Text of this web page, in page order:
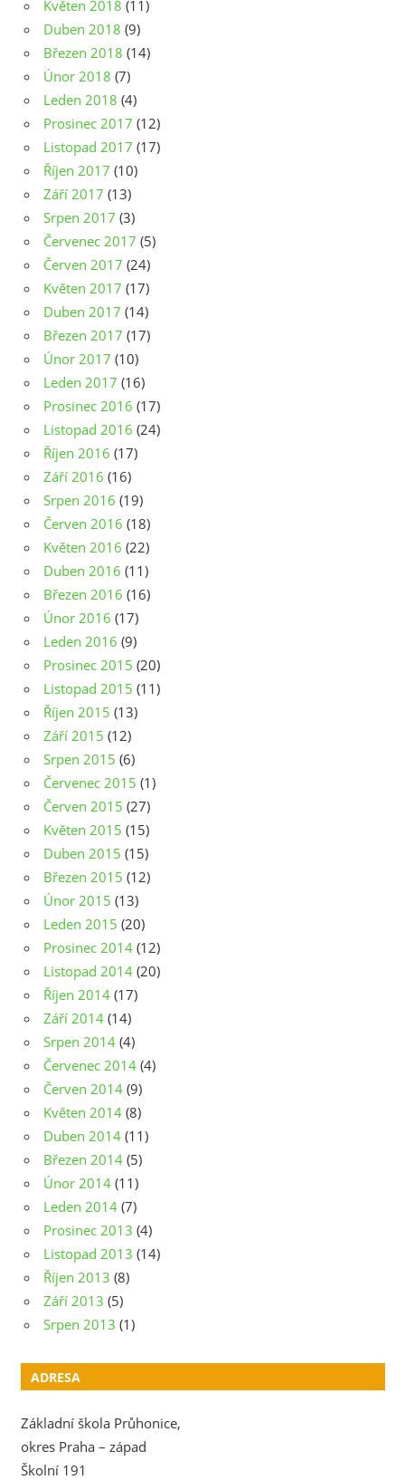
Květen 2018 (11)
Duben 2018 (9)
Březen 2018 (14)
Únor 2018 (7)
Leden 2018 (4)
Prosinec 2017 (12)
Listopad 2017 (17)
Říjen 2017 (10)
Září 2017 (13)
Srpen 2017 (3)
Červenec 2017 (5)
Červen 2017 (24)
Květen 2017 (17)
Duben 2017 (14)
Březen 2017 (17)
Únor 2017 (10)
Leden 2017 (16)
Prosinec 2016 (17)
Listopad 2016 (24)
Říjen 2016 (17)
Září 2016 (16)
Srpen 2016 (19)
Červen 2016 (18)
Květen 2016 (22)
Duben 2016 (11)
Březen 2016 (16)
Únor 2016 (17)
Leden 2016 (9)
Prosinec 2015 (20)
Listopad 2015 (11)
Říjen 2015 (13)
Září 2015 (12)
Srpen 2015 (6)
Červenec 2015 (1)
Červen 2015 (27)
Květen 2015 (15)
Duben 2015 (15)
Březen 2015 (12)
Únor 2015 (13)
Leden 2015 (20)
Prosinec 2014 (12)
Listopad 2014 (20)
Říjen 2014 (17)
Září 2014 (14)
Srpen 2014 (4)
Červenec 2014 (4)
Červen 2014 (9)
Květen 2014 (8)
Duben 2014 (11)
Březen 2014 (5)
Únor 2014 (11)
Leden 2014 (7)
Prosinec 2013 (4)
Listopad 2013 (14)
Říjen 2013 (8)
Září 2013 (5)
Srpen 2013 (1)
ADRESA
Základní škola Průhonice,
okres Praha – západ
Školní 191